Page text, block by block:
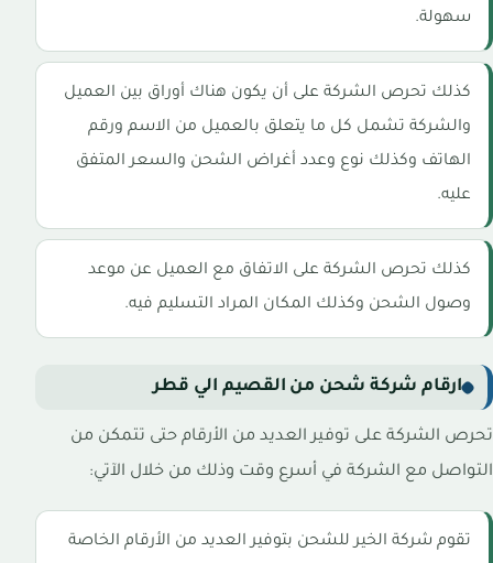
سهولة.
كذلك تحرص الشركة على أن يكون هناك أوراق بين العميل
والشركة تشمل كل ما يتعلق بالعميل من الاسم ورقم
الهاتف وكذلك نوع وعدد أغراض الشحن والسعر المتفق
عليه.
كذلك تحرص الشركة على الاتفاق مع العميل عن موعد
وصول الشحن وكذلك المكان المراد التسليم فيه.
ارقام شركة شحن من القصيم الي قطر
تحرص الشركة على توفير العديد من الأرقام حتى تتمكن من
التواصل مع الشركة في أسرع وقت وذلك من خلال الآتي:
تقوم شركة الخير للشحن بتوفير العديد من الأرقام الخاصة